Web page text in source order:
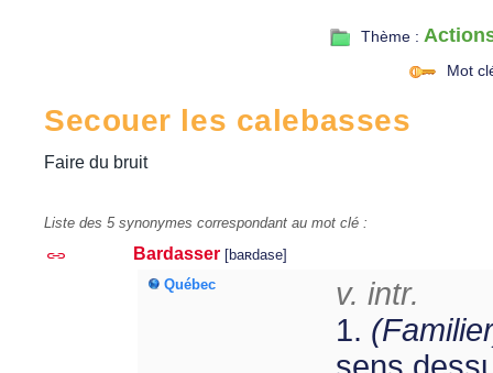
Thème :
Mot
Secouer les calebasses
Faire du bruit
Liste des 5 synonymes correspondant au mot clé :
Bardasser [baʀdase]
Québec
v. intr.
1.